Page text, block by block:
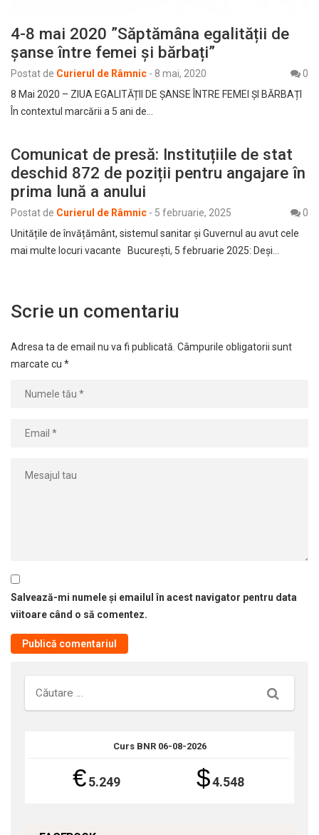
4-8 mai 2020 ”Săptămâna egalității de
șanse între femei și bărbați”
Postat de Curierul de Râmnic - 8 mai, 2020
0
8 Mai 2020 – ZIUA EGALITĂȚII DE ȘANSE ÎNTRE FEMEI ȘI BĂRBAȚI
În contextul marcării a 5 ani de…
Comunicat de presă: Instituțiile de stat
deschid 872 de poziții pentru angajare în
prima lună a anului
Postat de Curierul de Râmnic - 5 februarie, 2025
0
Unitățile de învățământ, sistemul sanitar și Guvernul au avut cele
mai multe locuri vacante București, 5 februarie 2025: Deși…
Scrie un comentariu
Adresa ta de email nu va fi publicată. Câmpurile obligatorii sunt
marcate cu *
Salvează-mi numele și emailul în acest navigator pentru data
viitoare când o să comentez.
Căutare
Curs BNR 06-08-2026
€5.249 $4.548